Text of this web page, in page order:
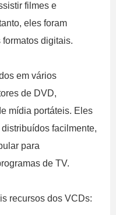
filmes e
eles foram
digitais.
em vários
de DVD,
mídia portáteis. Eles
facilmente,
para
de TV.
recursos dos VCDs: